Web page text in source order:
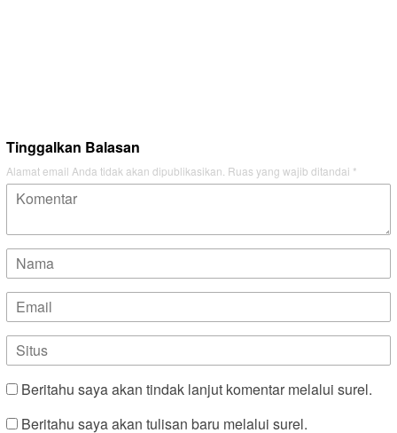
Tinggalkan Balasan
Alamat email Anda tidak akan dipublikasikan. Ruas yang wajib ditandai *
Beritahu saya akan tindak lanjut komentar melalui surel.
Beritahu saya akan tulisan baru melalui surel.